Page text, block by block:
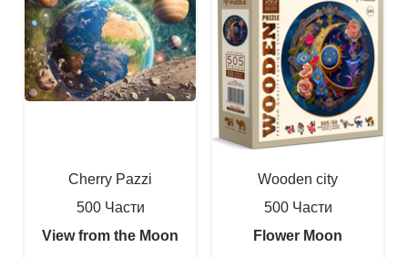
Cherry Pazzi
500 Части
View from the Moon
Wooden city
500 Части
Flower Moon